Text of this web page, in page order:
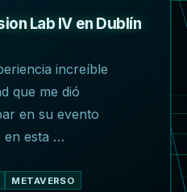
Lab IV en Dublín
increíble
que me dió
en su evento
en esta …
METAVERSO